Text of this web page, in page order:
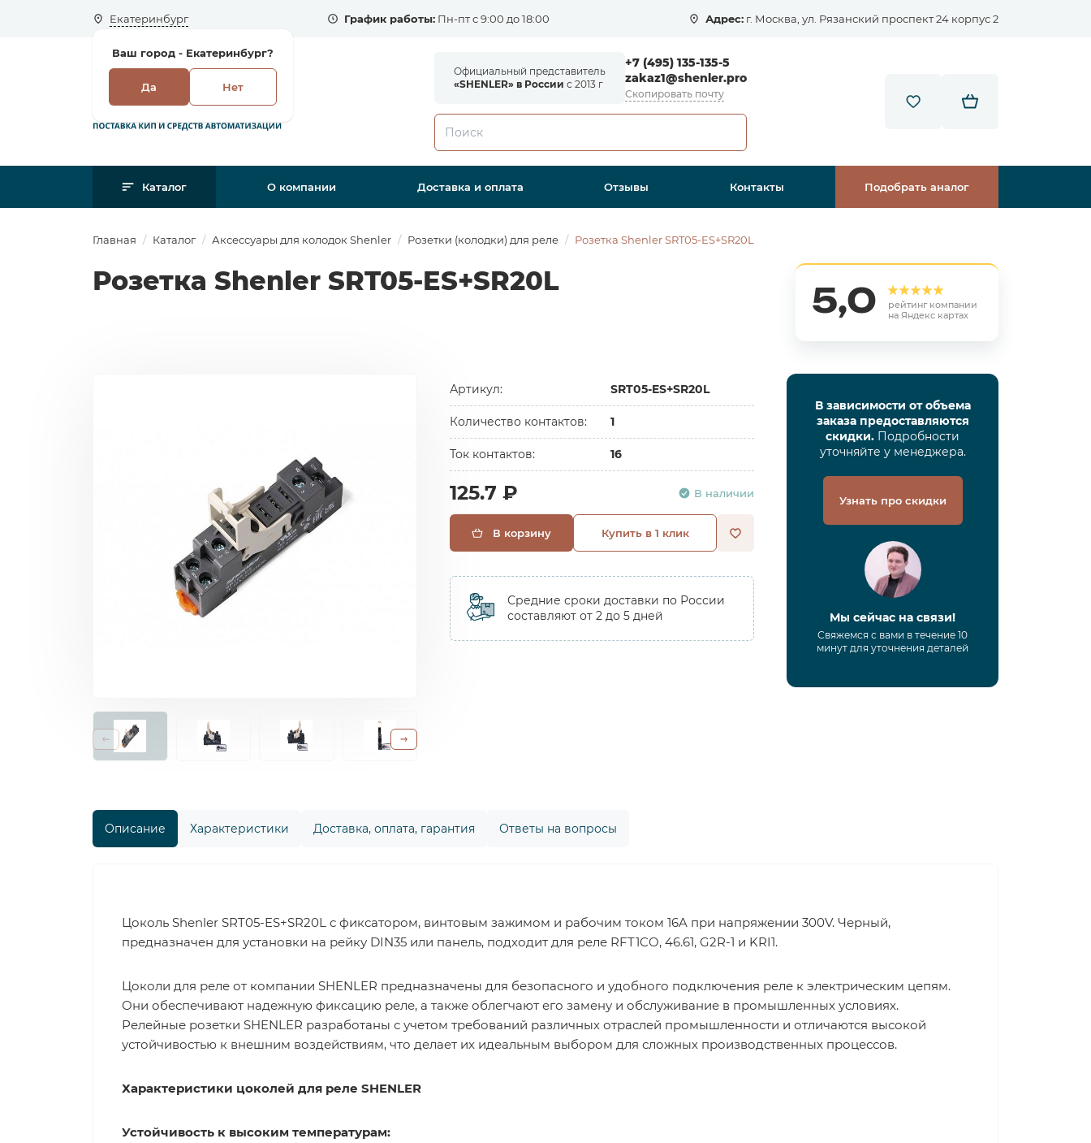
Екатеринбург
Ваш город - Екатеринбург?
Да Нет
График работы: Пн-пт с 9:00 до 18:00 Адрес: г. Москва, ул. Рязанский проспект 24 корпус 2
Официальный представитель
«SHENLER» в России с 2013 г
+7 (495) 135-135-5
zakaz1@shenler.pro
Скопировать почту
Каталог О компании Доставка и оплата Отзывы Контакты Подобрать аналог
Главная Каталог Аксессуары для колодок Shenler Розетки (колодки) для реле Розетка Shenler SRT05-ES+SR20L
Розетка Shenler SRT05-ES+SR20L
5,0
рейтинг компании
на Яндекс картах
Артикул: SRT05-ES+SR20L
Количество контактов: 1
Ток контактов: 16
125.7 ₽ В наличии
В корзину Купить в 1 клик
Средние сроки доставки по России
составляют от 2 до 5 дней
В зависимости от объема
заказа предоставляются
скидки. Подробности
уточняйте у менеджера.
Узнать про скидки
Мы сейчас на связи!
Свяжемся с вами в течение 10
минут для уточнения деталей
Описание Характеристики Доставка, оплата, гарантия Ответы на вопросы
Цоколь Shenler SRT05-ES+SR20L с фиксатором, винтовым зажимом и рабочим током 16A при напряжении 300V. Черный,
предназначен для установки на рейку DIN35 или панель, подходит для реле RFT1CO, 46.61, G2R-1 и KRI1.
Цоколи для реле от компании SHENLER предназначены для безопасного и удобного подключения реле к электрическим цепям.
Они обеспечивают надежную фиксацию реле, а также облегчают его замену и обслуживание в промышленных условиях.
Релейные розетки SHENLER разработаны с учетом требований различных отраслей промышленности и отличаются высокой
устойчивостью к внешним воздействиям, что делает их идеальным выбором для сложных производственных процессов.
Характеристики цоколей для реле SHENLER
Устойчивость к высоким температурам: